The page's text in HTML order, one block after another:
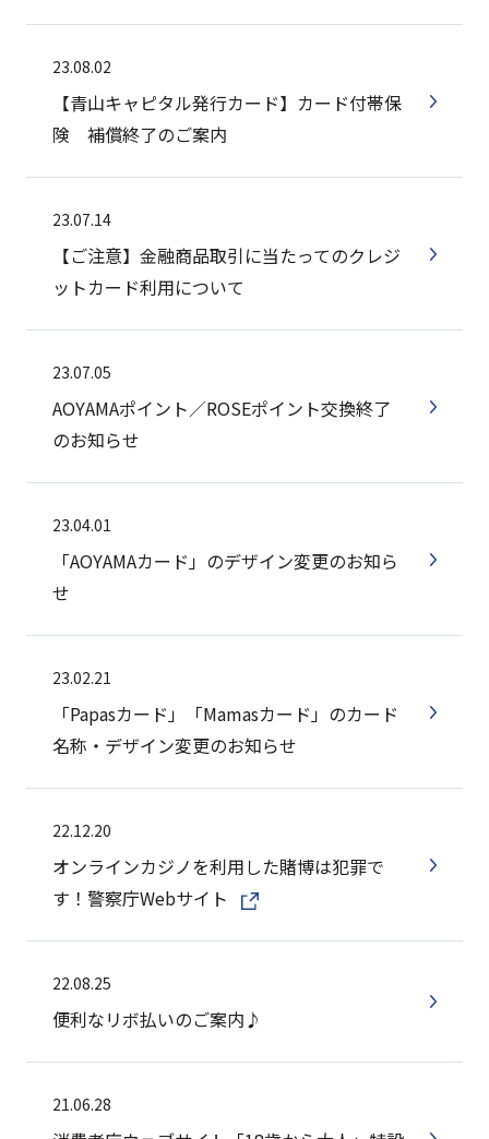
23.08.02
【青山キャピタル発行カード】カード付帯保
険 補償終了のご案内
23.07.14
【ご注意】金融商品取引に当たってのクレジ
ットカード利用について
23.07.05
AOYAMAポイント／ROSEポイント交換終了
のお知らせ
23.04.01
「AOYAMAカード」のデザイン変更のお知ら
せ
23.02.21
「Papasカード」「Mamasカード」のカード
名称・デザイン変更のお知らせ
22.12.20
オンラインカジノを利用した賭博は犯罪で
す！警察庁Webサイト
22.08.25
便利なリボ払いのご案内♪
21.06.28